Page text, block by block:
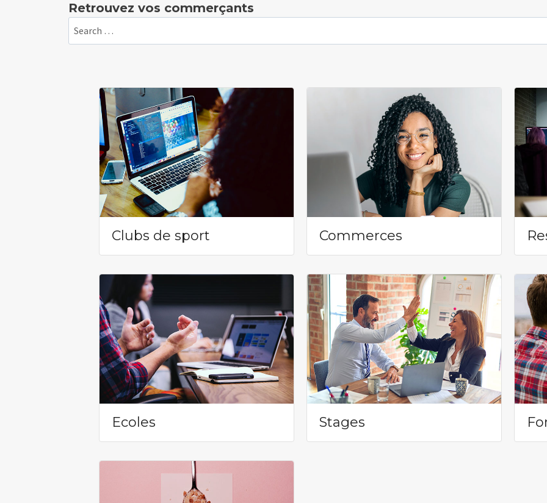
Retrouvez vos commerçants
Clubs de sport Commerces
Ecoles Stages